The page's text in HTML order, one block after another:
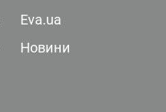
Eva.ua
Новини